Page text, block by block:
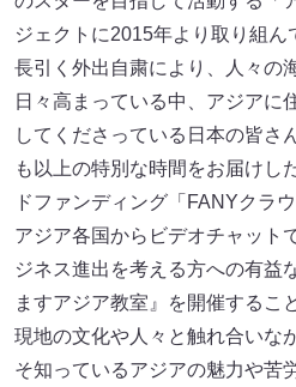
ジェクトに2015年より取り組ん
長引く外出自粛により、人々の
日々高まっている中、アジアに
してくださっている日本の皆さ
も以上の特別な時間をお届けし
ドファンディング「FANYクラ
アジア各国からビデオチャット
ジネス進出を考える方への有益
ますアジア教室』を開催するこ
現地の文化や人々と触れ合いな
そ知っているアジアの魅力や苦